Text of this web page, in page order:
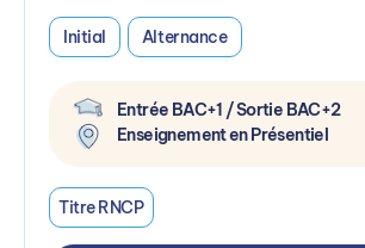
Initial Alternance
Entrée BAC+1 / Sortie BAC+2
Enseignement en Présentiel
Titre RNCP